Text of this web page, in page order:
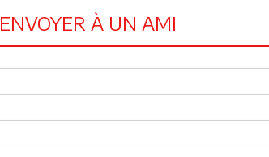
ENVOYER À UN AMI